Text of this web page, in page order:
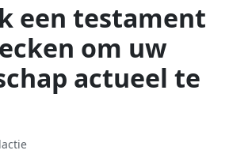
een testament
om uw
actueel te